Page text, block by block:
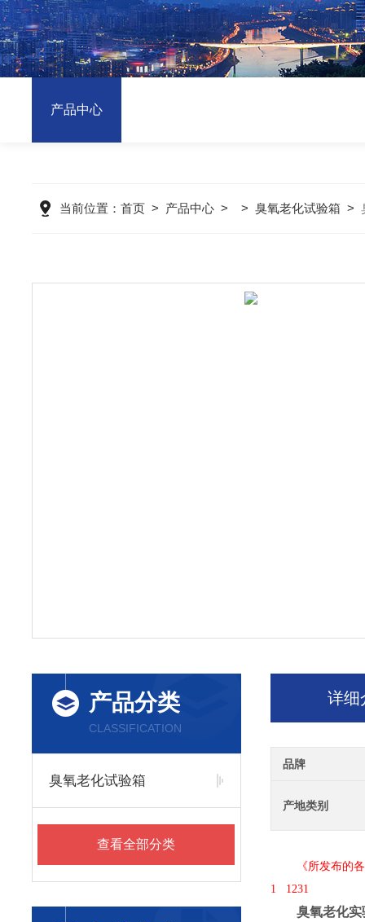
产品中心
当前位置： 首页 > 产品中心 > > 臭氧老化试验箱 >
产品分类
CLASSIFICATION
臭氧老化试验箱
查看全部分类
详细
品牌
产地类别
《所发布的各
1 1231
臭氧老化